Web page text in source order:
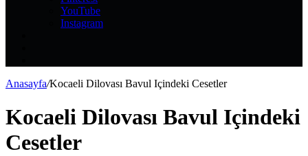
YouTube
Instagram
Anasayfa/Kocaeli Dilovası Bavul Içindeki Cesetler
Kocaeli Dilovası Bavul Içindeki
Cesetler